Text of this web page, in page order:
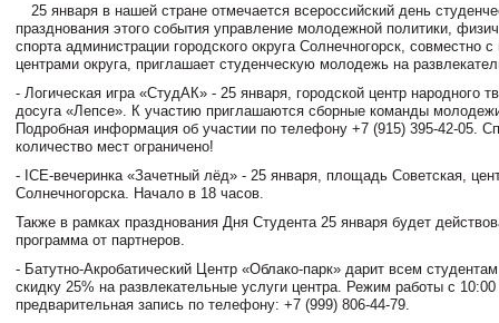
25 января в нашей стране отмечается всероссийский день
празднования этого события управление молодежной политики,
спорта администрации городского округа Солнечногорск, совместно
центрами округа, приглашает студенческую молодежь на
- Логическая игра «СтудАК» - 25 января, городской центр народного
досуга «Лепсе». К участию приглашаются сборные команды
Подробная информация об участии по телефону +7 (915) 395-42-05.
количество мест ограничено!
- ICE-вечеринка «Зачетный лёд» - 25 января, площадь Советская,
Солнечногорска. Начало в 18 часов.
Также в рамках празднования Дня Студента 25 января будет
программа от партнеров.
- Батутно-Акробатический Центр «Облако-парк» дарит всем
скидку 25% на развлекательные услуги центра. Режим работы с
предварительная запись по телефону: +7 (999) 806-44-79.